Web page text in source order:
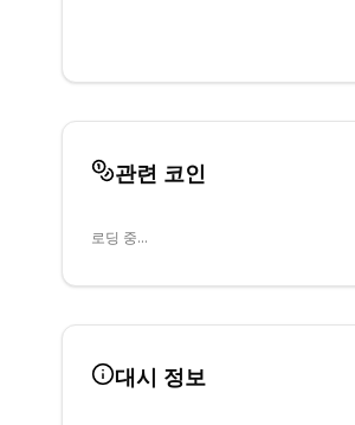
관련 코인
로딩 중...
대시 정보